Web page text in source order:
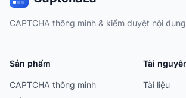
CAPTCHA thông minh & kiểm duyệt nội dung
Sản phẩm
CAPTCHA thông minh
Tài
Tài liệu